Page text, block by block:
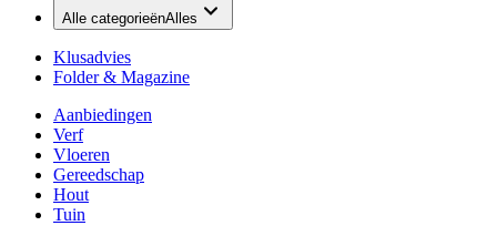
Alle categorieënAlles
Klusadvies
Folder & Magazine
Aanbiedingen
Verf
Vloeren
Gereedschap
Hout
Tuin